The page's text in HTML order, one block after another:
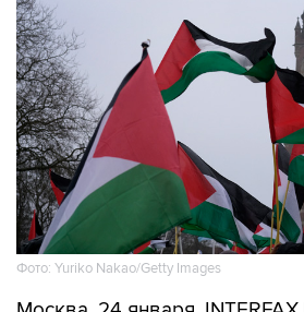
Фото: Yuriko Nakao/Getty Images